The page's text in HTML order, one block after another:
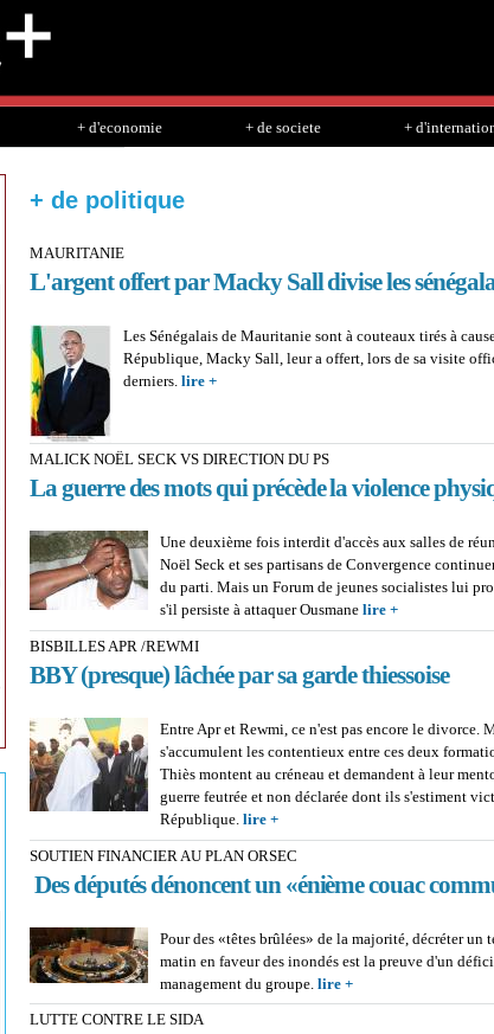
+ d'economie + de societe +
+ de politique
MAURITANIE
L'argent offert par Macky Sall divise les
Les Sénégalais de Mauritanie sont à couteaux tirés à
République, Macky Sall, leur a offert, lors de sa visite
derniers. lire +
MALICK NOËL SECK VS DIRECTION DU PS
La guerre des mots qui précède la violence
Une deuxième fois interdit d'accès aux salles de
Noël Seck et ses partisans de Convergence
du parti. Mais un Forum de jeunes socialistes lui
s'il persiste à attaquer Ousmane lire +
DU PS : La
BISBILLES APR /REWMI
BBY (presque) lâchée par sa garde thiessoise
Entre Apr et Rewmi, ce n'est pas encore le divorce.
s'accumulent les contentieux entre ces deux
Thiès montent au créneau et demandent à leur
guerre feutrée et non déclarée dont ils s'estiment
République. lire +
garde thiessoise
SOUTIEN FINANCIER AU PLAN ORSEC
Des députés dénoncent un «énième couac
Pour des «têtes brûlées» de la majorité, décréter un
matin en faveur des inondés est la preuve d'un
management du groupe. lire +
députés dénoncent
LUTTE CONTRE LE SIDA